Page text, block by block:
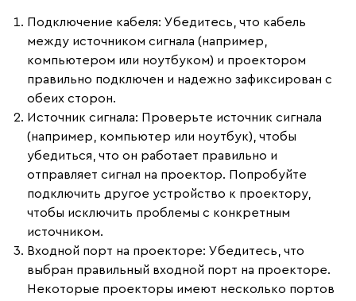
Подключение кабеля: Убедитесь, что кабель
между источником сигнала (например,
компьютером или ноутбуком) и проектором
правильно подключен и надежно зафиксирован с
обеих сторон.
Источник сигнала: Проверьте источник сигнала
(например, компьютер или ноутбук), чтобы
убедиться, что он работает правильно и
отправляет сигнал на проектор. Попробуйте
подключить другое устройство к проектору,
чтобы исключить проблемы с конкретным
источником.
Входной порт на проекторе: Убедитесь, что
выбран правильный входной порт на проекторе.
Некоторые проекторы имеют несколько портов